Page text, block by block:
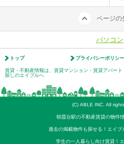
ページの
パソコン
トップ プライバシーポリシー
賃貸・不動産情報は、賃貸マンション・賃貸アパー
探しのエイブルへ
(C) ABLE INC. All
朝霞台駅の不動産賃貸の物件
過去の掲載物件も探せる！エイブ
学生の一人暮らし向け賃貸！